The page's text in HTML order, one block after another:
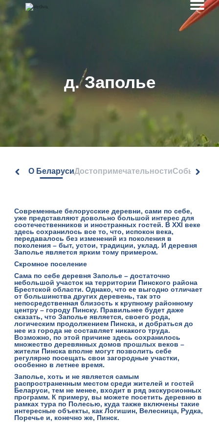
д. Заполье
О БеларусиДостопримечательностиСобытия
Современные белорусские деревни, сами по себе,
уже представляют довольно большой интерес для
соотечественников и иностранных гостей. В XXI веке
здесь сохранилось все то, что, испокон века,
передавалось без изменений из поколения в
поколения – быт, устои, традиции, уклад. И деревня
Заполье является ярким тому примером.
Скромное поселение
Сама по себе деревня Заполье – достаточно
небольшой участок на территории Пинского района
Брестской области. Однако, что ее выгодно отличает
от большинства других деревень, так это
непосредственная близость к крупному районному
центру – городу Пинску. Правильнее будет даже
сказать, что Заполье является, своего рода,
логическим продолжением Пинска, и добраться до
нее из города не составляет никакого труда.
Возможно, по этой причине здесь сохранилось
множество деревянных домов прошлых веков –
жители Пинска вполне могут позволить себе
регулярно посещать свои загородные участки,
особенно в летнее время.
Заполье, хоть и не является самым
распространенным местом среди жителей и гостей
Беларуси, тем не менее, входит в ряд экскурсионных
программ. К примеру, вы можете посетить деревню в
рамках тура по Полесью, куда также включены такие
интересные объекты, как Логишин, Велесница, Рудка,
Поречье и, конечно же, Пинск.